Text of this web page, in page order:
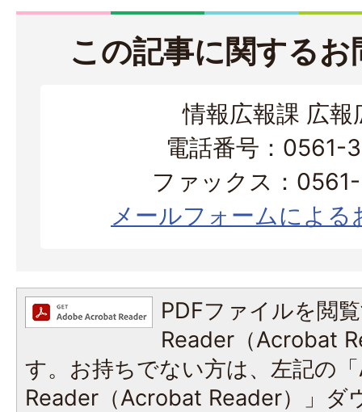
この記事に関する
情報広報課 広報
電話番号：0561-
ファックス：
メールフォームによる
PDFファイルを閲
Reader（Acrobat
す。お持ちでない方は、左記の
Reader（Acrobat Reader）」ダ